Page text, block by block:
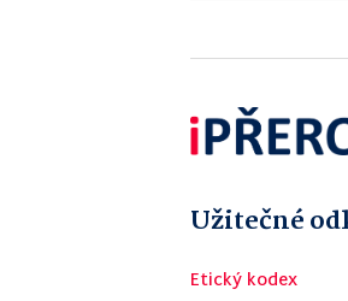
Užitečné
Etický kodex